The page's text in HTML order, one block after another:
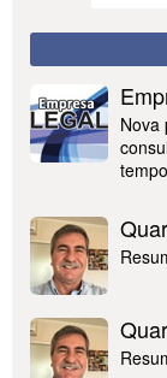
Nova